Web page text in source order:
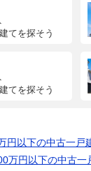
てを探そう
てを探そう
円以下の中古一戸
万円以下の中古一